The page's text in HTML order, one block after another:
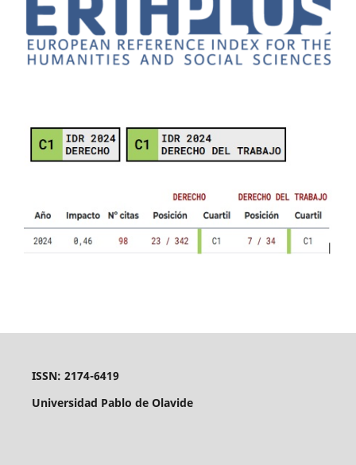
ISSN: 2174-6419
Universidad Pablo de Olavide